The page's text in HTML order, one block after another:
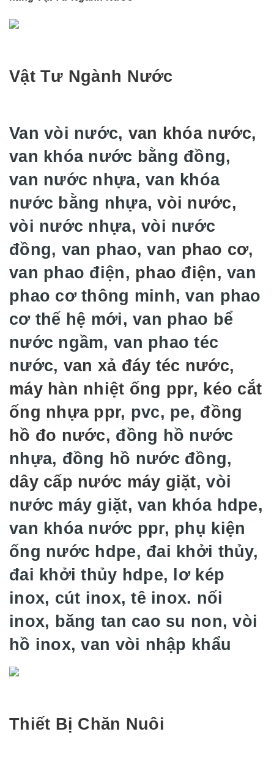
Vật Tư Ngành Nước
Van vòi nước, van khóa nước,
van khóa nước bằng đồng,
van nước nhựa, van khóa
nước bằng nhựa,vòi nước,
vòi nước nhựa, vòi nước
đồng, van phao, van phao cơ,
van phao điện, phao điện, van
phao cơ thông minh, van phao
cơ thế hệ mới, van phao bể
nước ngầm, van phao téc
nước, van xả đáy téc nước,
máy hàn nhiệt ống ppr, kéo cắt
ống nhựa ppr, pvc, pe, đồng
hồ đo nước, đồng hồ nước
nhựa, đồng hồ nước đồng,
dây cấp nước máy giặt, vòi
nước máy giặt, van khóa hdpe,
van khóa nước ppr, phụ kiện
ống nước hdpe, đai khởi thủy,
đai khởi thủy hdpe, lơ kép
inox, cút inox, tê inox. nối
inox, băng tan cao su non, vòi
hồ inox, van vòi nhập khẩu
Thiết Bị Chăn Nuôi